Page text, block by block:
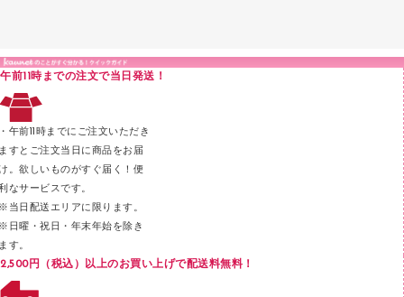
Ｚ式ファイル
２穴リフィル・２穴インデックス
印章用品
ラベル類
メンディングテープ
メッシュケース／ペンケース
フロアケース
ブックエンド／ブックスタンド
午前11時までの注文で当日発送！
午前11時までにご注文いただき
すとご注文当日に商品をお届
。欲しいものがすぐ届く！便
なサービスです。
当日配送エリアに限ります。
日曜・祝日・年末年始を除き
す。
2,500円（税込）以上のお買い上げで配送料無料！